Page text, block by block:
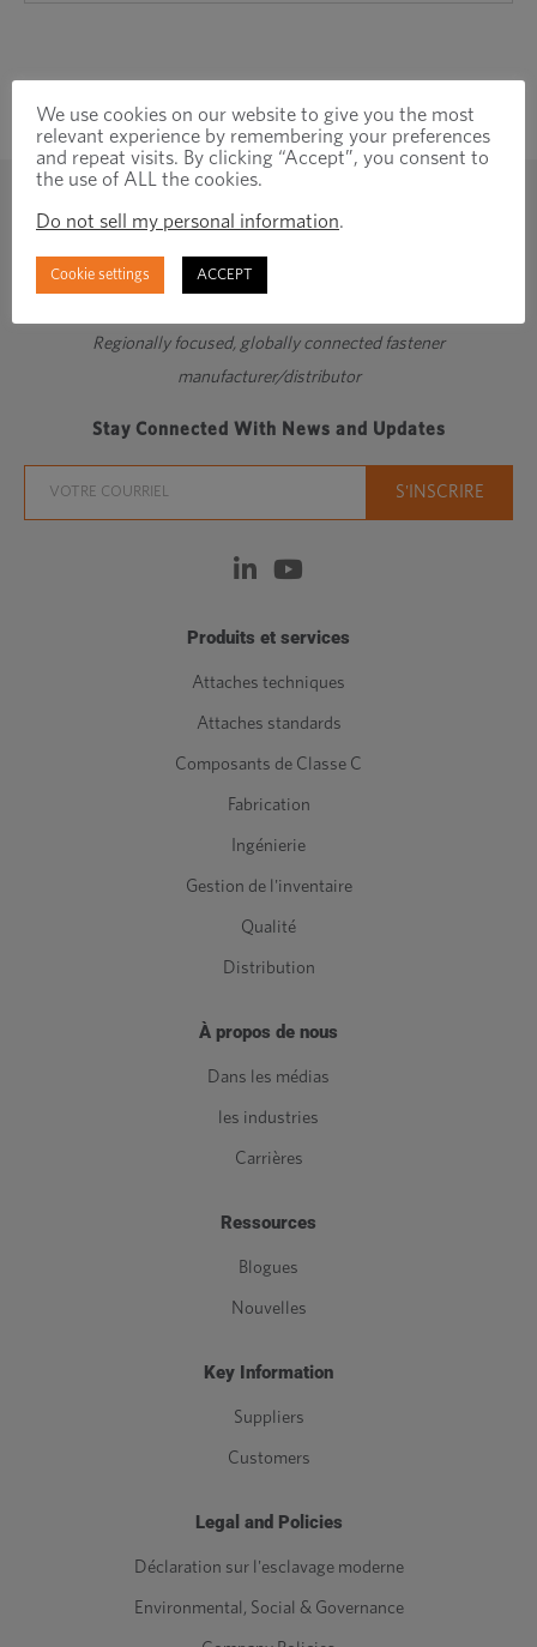
Regionally focused, globally connected fastener
manufacturer/distributor
Stay Connected With News and Updates
Produits et services
Attaches techniques
Attaches standards
Composants de Classe C
Fabrication
Ingénierie
Gestion de l'inventaire
Qualité
Distribution
À propos de nous
Dans les médias
les industries
Carrières
Ressources
Blogues
Nouvelles
Key Information
Suppliers
Customers
Legal and Policies
Déclaration sur l'esclavage moderne
Environmental, Social & Governance
We use cookies on our website to give you the most
relevant experience by remembering your preferences
and repeat visits. By clicking “Accept”, you consent to
the use of ALL the cookies.
Do not sell my personal information.
Cookie settings ACCEPT